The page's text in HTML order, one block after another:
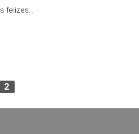
felizes...
2